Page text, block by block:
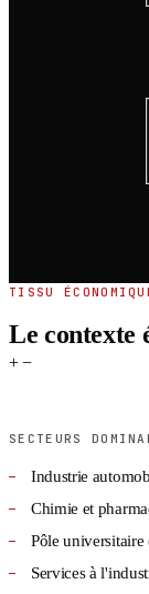
TISSU
Le contexte
+ −
SECTEURS
Industrie
Chimie et
Pôle
Services à